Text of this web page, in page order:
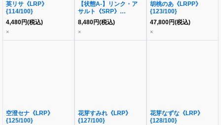
英リサ《LRP》
{114/100}
4,480円(税込)
×
【状態A-】リンク・ア
サルト《SRP》
{136/100}
8,480円(税込)
×
胡桃のあ《LRPP》
{123/100}
47,800円(税込)
×
空澄セナ《LRP》
{125/100}
花芽すみれ《LRP》
{127/100}
花芽なずな《LRP》
{128/100}